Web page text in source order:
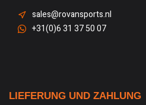
sales@rovansports.nl
+31(0)6 31 37 50 07
LIEFERUNG UND ZAHLUNG